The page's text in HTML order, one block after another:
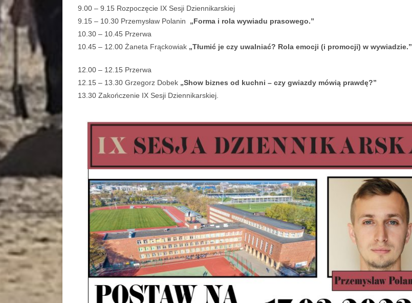
9.00 – 9.15 Rozpoczęcie IX Sesji Dziennikarskiej
9.15 – 10.30 Przemysław Polanin
„Forma i rola wywiadu prasowego.”
10.30 – 10.45 Przerwa
10.45 – 12.00 Żaneta Frąckowiak „Tłumić je czy uwalniać? Rola emocji (i promocji) w wywiadzie.”
12.00 – 12.15 Przerwa
12.15 – 13.30 Grzegorz Dobek „Show biznes od kuchni – czy gwiazdy mówią prawdę?”
13.30 Zakończenie IX Sesji Dziennikarskiej.